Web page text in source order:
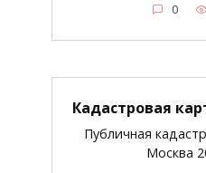
0
Кадастровая
Публичная
Москва